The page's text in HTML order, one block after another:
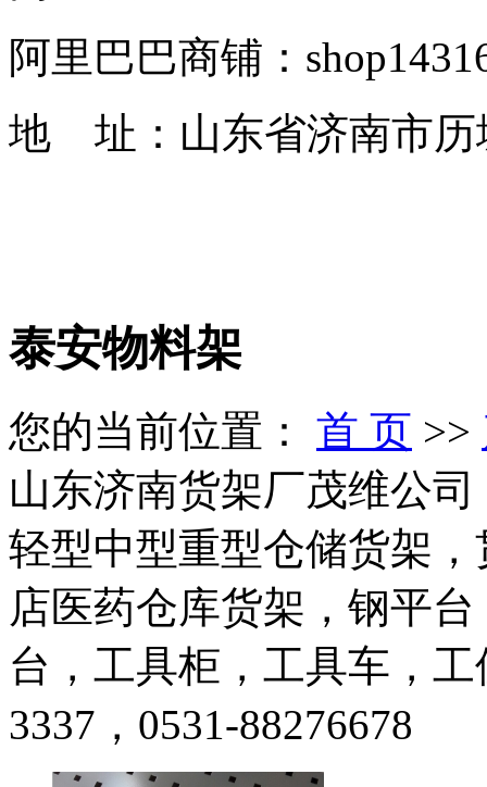
阿里巴巴商铺：
地 址：山东省济南市历
泰安物料架
您的当前位置： 首 页 >>
山东济南货架厂茂维公
轻型中型重型仓储货架
店医药仓库货架，钢平
台，工具柜，工具车，
3337，0531-88276678